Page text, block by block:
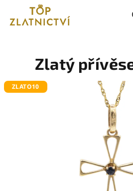
obsah
Zlatý
ZLATO10